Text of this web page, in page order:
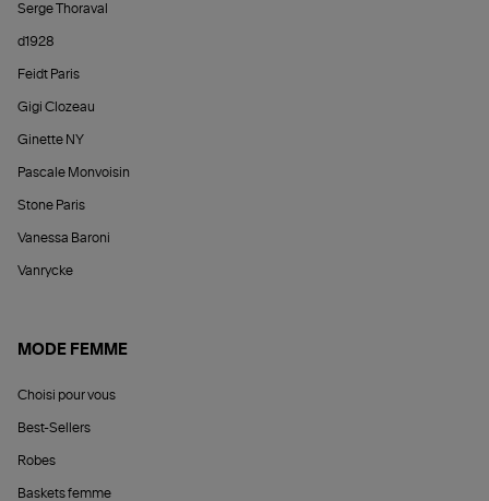
Serge Thoraval
d1928
Feidt Paris
Gigi Clozeau
Ginette NY
Pascale Monvoisin
Stone Paris
Vanessa Baroni
Vanrycke
MODE FEMME
Choisi pour vous
Best-Sellers
Robes
Baskets femme